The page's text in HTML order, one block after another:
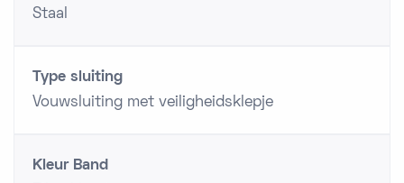
Staal
Type sluiting
Vouwsluiting met veiligheidsklepje
Kleur Band